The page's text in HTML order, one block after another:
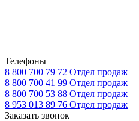
Телефоны
8 800 700 79 72 Отдел продаж
8 800 700 41 99 Отдел продаж
8 800 700 53 88 Отдел продаж
8 953 013 89 76 Отдел продаж
Заказать звонок